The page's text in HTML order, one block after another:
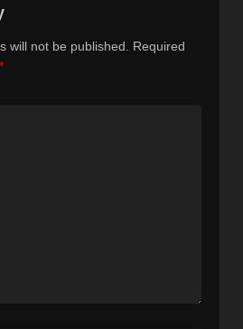
will not be published.
Required
*